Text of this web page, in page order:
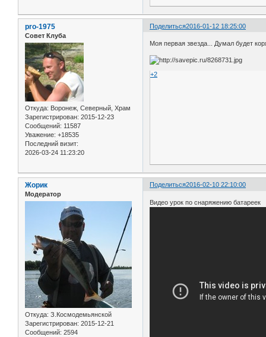
Поделиться2016-01-12 18:25:00
pro-1975
Совет Клуба
Откуда: Воронеж, Северный, Храм
Зарегистрирован: 2015-12-23
Сообщений: 11587
Уважение: +18535
Последний визит:
2026-03-24 11:23:20
Моя первая звезда... Думал будет
+2
Поделиться2016-02-10 22:10:00
Жорик
Модератор
Откуда: З.Космодемьянской
Зарегистрирован: 2015-12-21
Сообщений: 2594
Видео урок по снаряжению батареек